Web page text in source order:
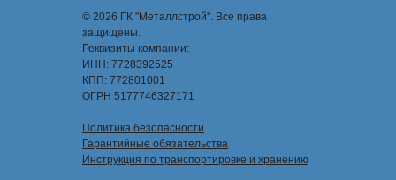
© 2026 ГК "Металлстрой". Все права
защищены.
Реквизиты компании:
ИНН: 7728392525
КПП: 772801001
ОГРН 5177746327171
Политика безопасности
Гарантийные обязательства
Инструкция по транспортировке и хранению